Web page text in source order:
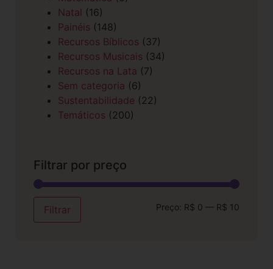
Natal (16)
Painéis (148)
Recursos Bíblicos (37)
Recursos Musicais (34)
Recursos na Lata (7)
Sem categoria (6)
Sustentabilidade (22)
Temáticos (200)
Filtrar por preço
Filtrar Preço: R$ 0 — R$ 10